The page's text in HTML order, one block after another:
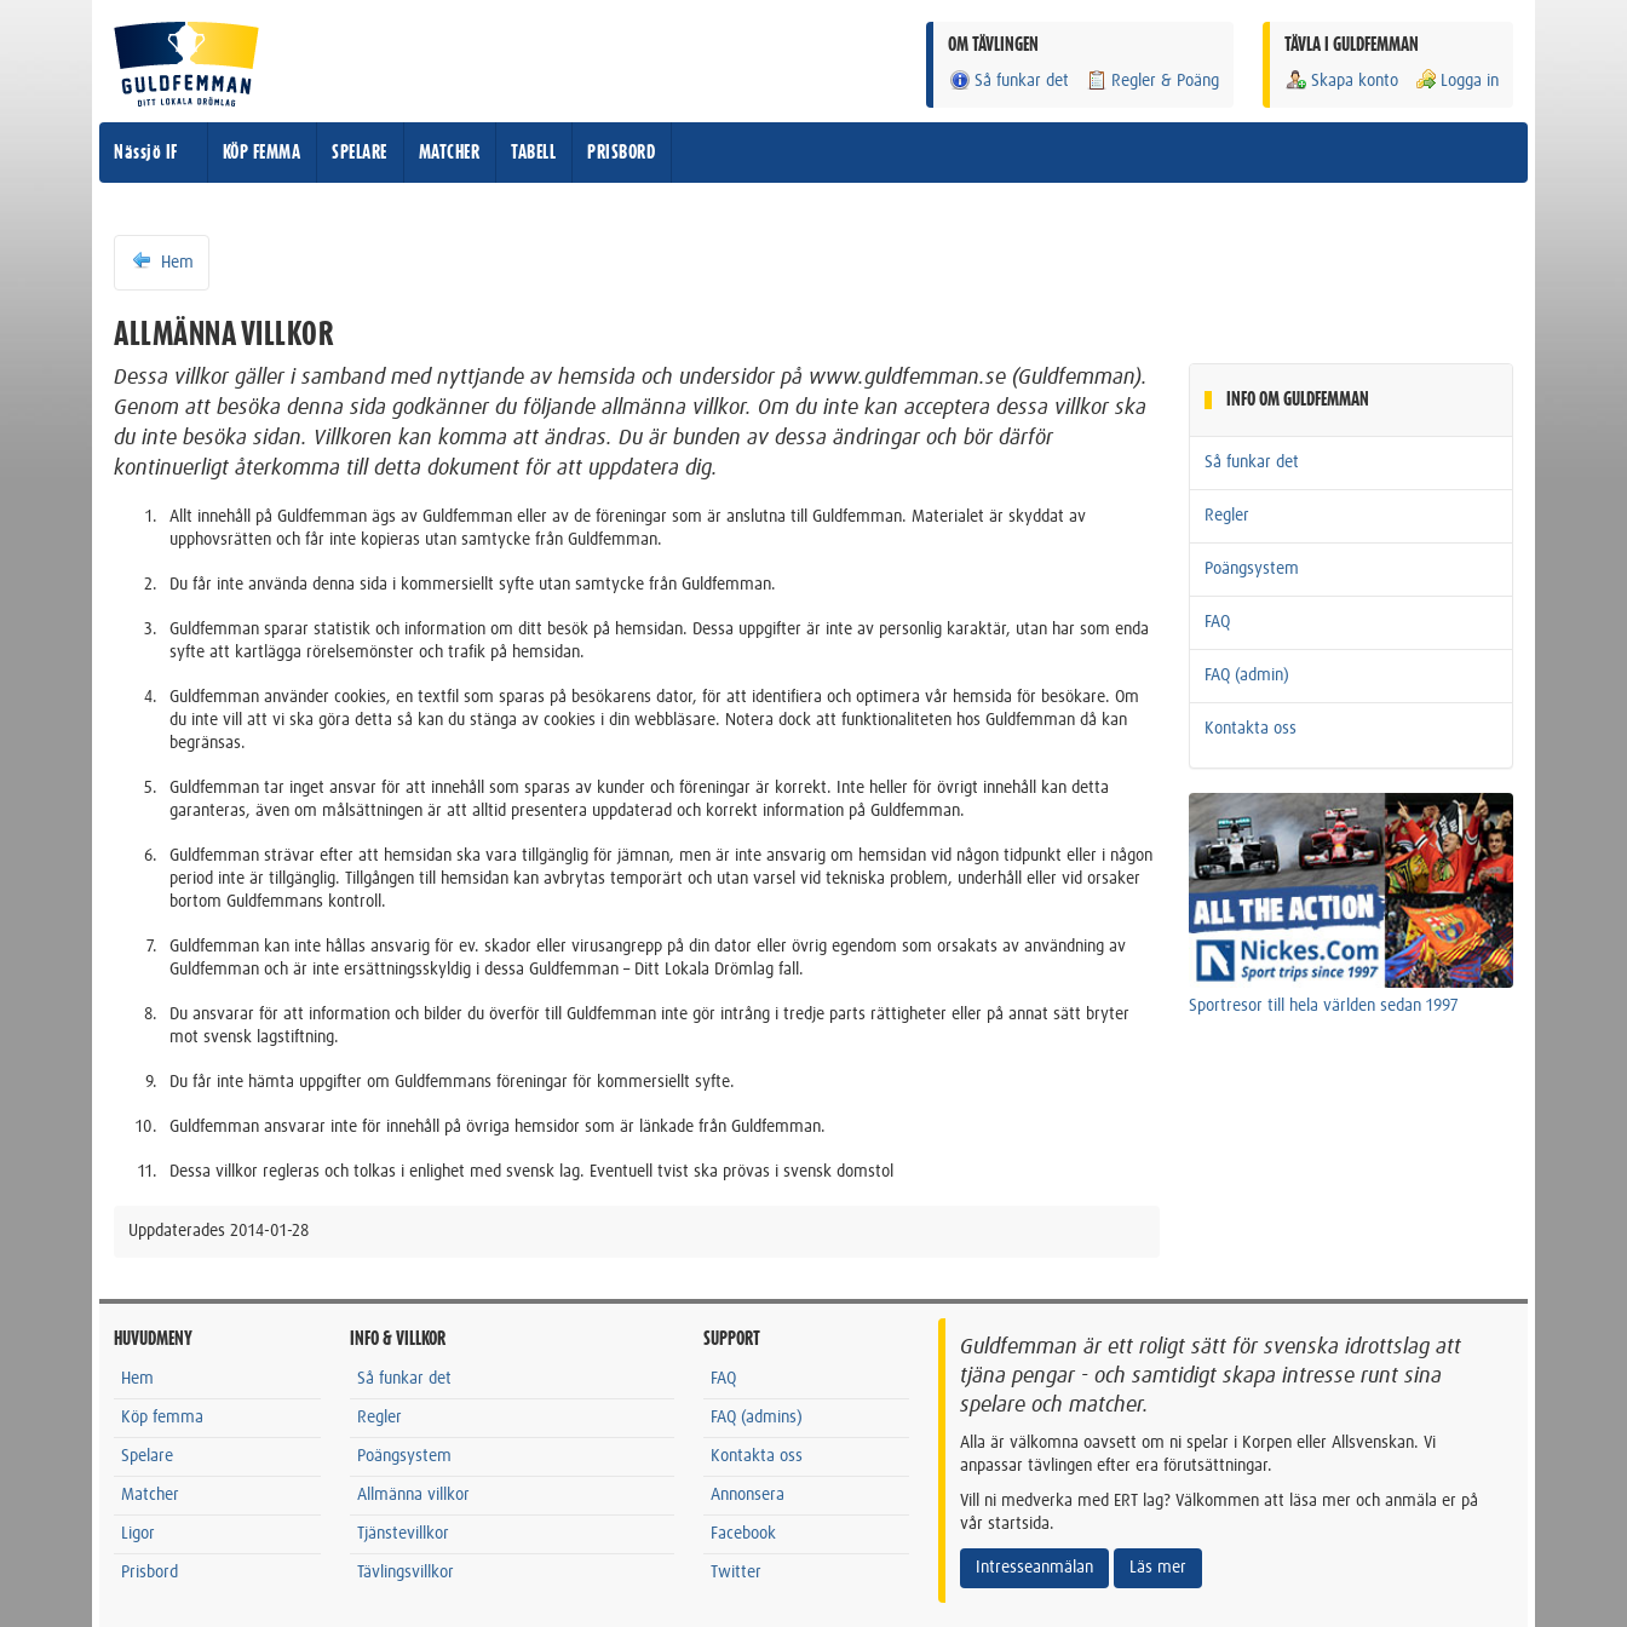
TÄVLA I GULDFEMMAN
Skapa konto Logga in
OM TÄVLINGEN
Så funkar det Regler & Poäng
Nässjö IF KÖP FEMMA SPELARE MATCHER TABELL PRISBORD
Hem
ALLMÄNNA VILLKOR
Dessa villkor gäller i samband med nyttjande av hemsida och undersidor på www.guldfemman.se (Guldfemman).
Genom att besöka denna sida godkänner du följande allmänna villkor. Om du inte kan acceptera dessa villkor ska
du inte besöka sidan. Villkoren kan komma att ändras. Du är bunden av dessa ändringar och bör därför
kontinuerligt återkomma till detta dokument för att uppdatera dig.
Allt innehåll på Guldfemman ägs av Guldfemman eller av de föreningar som är anslutna till Guldfemman. Materialet är skyddat av
upphovsrätten och får inte kopieras utan samtycke från Guldfemman.
Du får inte använda denna sida i kommersiellt syfte utan samtycke från Guldfemman.
Guldfemman sparar statistik och information om ditt besök på hemsidan. Dessa uppgifter är inte av personlig karaktär, utan har som enda
syfte att kartlägga rörelsemönster och trafik på hemsidan.
Guldfemman använder cookies, en textfil som sparas på besökarens dator, för att identifiera och optimera vår hemsida för besökare. Om
du inte vill att vi ska göra detta så kan du stänga av cookies i din webbläsare. Notera dock att funktionaliteten hos Guldfemman då kan
begränsas.
Guldfemman tar inget ansvar för att innehåll som sparas av kunder och föreningar är korrekt. Inte heller för övrigt innehåll kan detta
garanteras, även om målsättningen är att alltid presentera uppdaterad och korrekt information på Guldfemman.
Guldfemman strävar efter att hemsidan ska vara tillgänglig för jämnan, men är inte ansvarig om hemsidan vid någon tidpunkt eller i någon
period inte är tillgänglig. Tillgången till hemsidan kan avbrytas temporärt och utan varsel vid tekniska problem, underhåll eller vid orsaker
bortom Guldfemmans kontroll.
Guldfemman kan inte hållas ansvarig för ev. skador eller virusangrepp på din dator eller övrig egendom som orsakats av användning av
Guldfemman och är inte ersättningsskyldig i dessa Guldfemman – Ditt Lokala Drömlag fall.
Du ansvarar för att information och bilder du överför till Guldfemman inte gör intrång i tredje parts rättigheter eller på annat sätt bryter
mot svensk lagstiftning.
Du får inte hämta uppgifter om Guldfemmans föreningar för kommersiellt syfte.
Guldfemman ansvarar inte för innehåll på övriga hemsidor som är länkade från Guldfemman.
Dessa villkor regleras och tolkas i enlighet med svensk lag. Eventuell tvist ska prövas i svensk domstol
Uppdaterades 2014-01-28
INFO OM GULDFEMMAN
Så funkar det
Regler
Poängsystem
FAQ
FAQ (admin)
Kontakta oss
Sportresor till hela världen sedan 1997
HUVUDMENY
Hem
Köp femma
Spelare
Matcher
Ligor
Prisbord
INFO & VILLKOR
Så funkar det
Regler
Poängsystem
Allmänna villkor
Tjänstevillkor
Tävlingsvillkor
SUPPORT
FAQ
FAQ (admins)
Kontakta oss
Annonsera
Facebook
Twitter
Guldfemman är ett roligt sätt för svenska idrottslag att
tjäna pengar - och samtidigt skapa intresse runt sina
spelare och matcher.
Alla är välkomna oavsett om ni spelar i Korpen eller Allsvenskan. Vi
anpassar tävlingen efter era förutsättningar.
Vill ni medverka med ERT lag? Välkommen att läsa mer och anmäla er på
vår startsida.
Intresseanmälan Läs mer